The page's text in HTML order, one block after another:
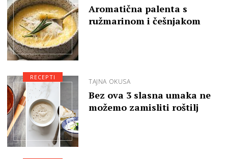
Aromatična palenta s
ružmarinom i češnjakom
TAJNA OKUSA
Bez ova 3 slasna umaka ne
možemo zamisliti roštilj
RECEPTI